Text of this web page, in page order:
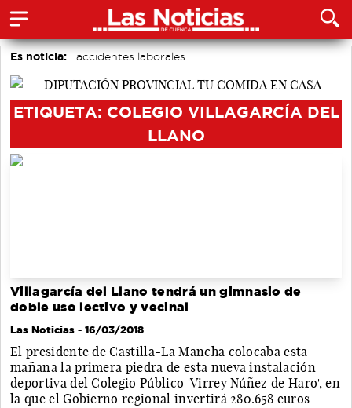
Es noticia:
accidentes laborales
Actividades culturales en Cuenca
Área de Deportes
Motor
ETIQUETA: COLEGIO VILLAGARCÍA DEL
LLANO
Villagarcía del Llano tendrá un gimnasio de
doble uso lectivo y vecinal
Las Noticias - 16/03/2018
El presidente de Castilla-La Mancha colocaba esta
mañana la primera piedra de esta nueva instalación
deportiva del Colegio Público 'Virrey Núñez de Haro', en
la que el Gobierno regional invertirá 280.658 euros